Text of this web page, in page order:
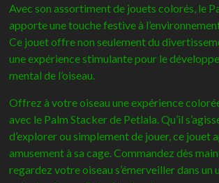
Avec son assortiment de jouets colorés, le
apporte une touche festive à
Ce jouet offre non seulement du
une expérience stimulante pour le
mental de l’oiseau.
Offrez à votre oiseau une expérience
avec le Palm Stacker de Petlala. Qu’il
d’explorer ou simplement de jouer, ce jouet
amusement à sa cage. Commandez dès
regardez votre oiseau s’émerveiller dans un